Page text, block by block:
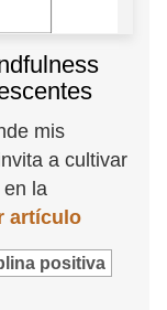
mis
a cultivar
la
artículo
positiva